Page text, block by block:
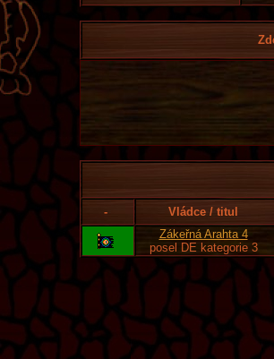
- Vládce / titul
Zákeřná Arahta 4
posel DE kategorie 3